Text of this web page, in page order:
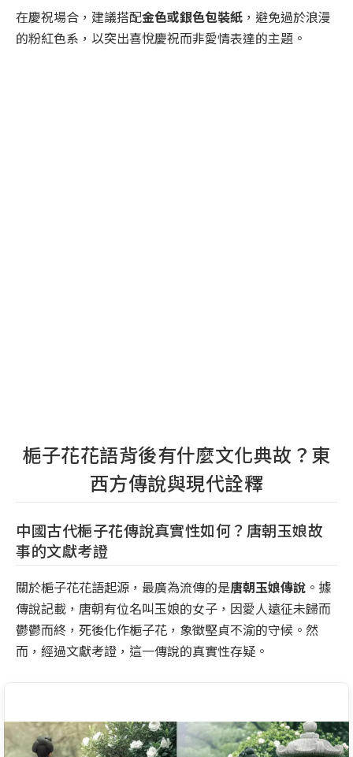
在慶祝場合，建議搭配金色或銀色包裝紙 ，避免過於浪漫
的粉紅色系，以突出喜悅慶祝而非愛情表達的主題。
梔子花花語背後有什麼文化典故？東
西方傳說與現代詮釋
中國古代梔子花傳說真實性如何？唐朝玉娘故
事的文獻考證
關於梔子花花語起源，最廣為流傳的是唐朝玉娘傳說 。據
傳說記載，唐朝有位名叫玉娘的女子，因愛人遠征未歸而
鬱鬱而終，死後化作梔子花，象徵堅貞不渝的守候。然
而，經過文獻考證，這一傳說的真實性存疑。